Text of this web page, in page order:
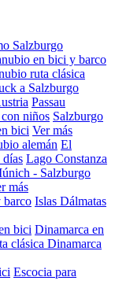
Salzburgo
en bici y barco
ruta clásica
a Salzburgo
Passau
niños Salzburgo
bici Ver más
alemán El
Lago Constanza
- Salzburgo
más
Islas Dálmatas
bici Dinamarca en
clásica Dinamarca
Escocia para